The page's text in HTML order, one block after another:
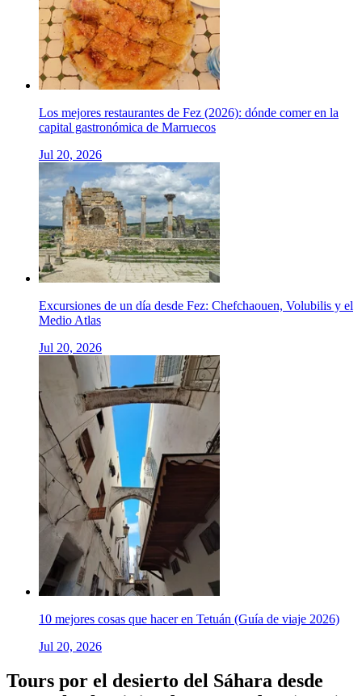
Los mejores restaurantes de Fez (2026): dónde comer en la
capital gastronómica de Marruecos
Jul 20, 2026
Excursiones de un día desde Fez: Chefchaouen, Volubilis y el
Medio Atlas
Jul 20, 2026
10 mejores cosas que hacer en Tetuán (Guía de viaje 2026)
Jul 20, 2026
Tours por el desierto del Sáhara desde